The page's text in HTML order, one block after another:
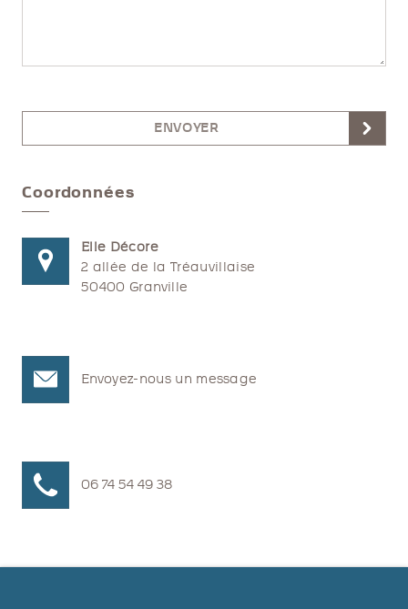
ENVOYER
Coordonnées
Elle Décore
2 allée de la Tréauvillaise
50400 Granville
Envoyez-nous un message
06 74 54 49 38